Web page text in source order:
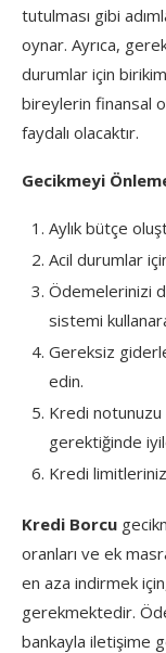
tutulması gibi
oynar. Ayrıca,
durumlar için
bireylerin finansal
faydalı olacaktır.
Gecikmeyi
Aylık bütçe
Acil durumlar
Ödemelerinizi
sistemi
Gereksiz
edin.
Kredi
gerektiğinde
Kredi
Kredi Borcu
oranları ve ek
en aza indirmek
gerekmektedir.
bankayla iletişime